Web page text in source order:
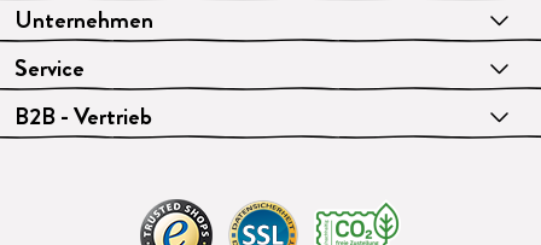
Unternehmen
Service
B2B - Vertrieb